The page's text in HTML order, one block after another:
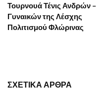
Τουρνουά Τένις Ανδρών –
Γυναικών της Λέσχης
Πολιτισμού Φλώρινας
ΣΧΕΤΙΚΑ ΑΡΘΡΑ